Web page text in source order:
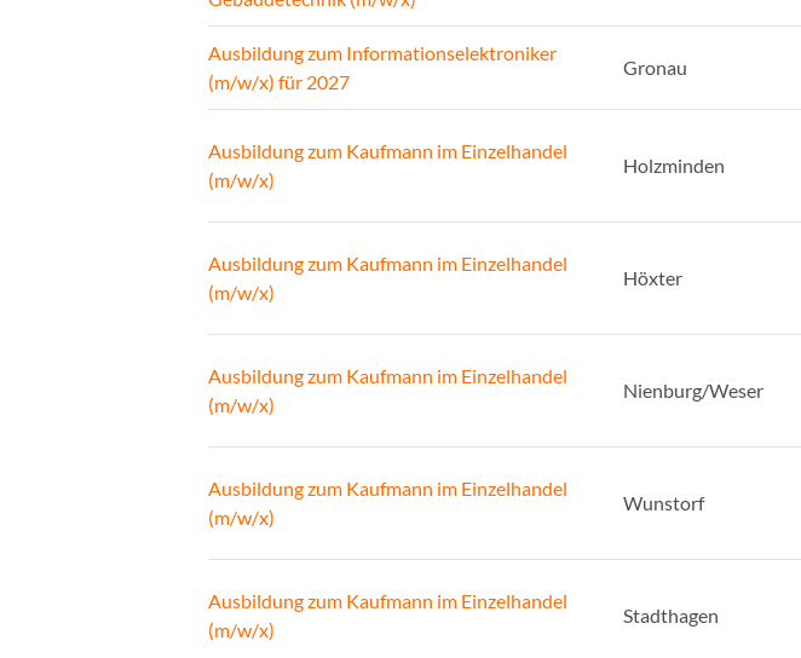
Ausbildung zum Informationselektroniker
(m/w/x) für 2027
Gronau
Ausbildung zum Kaufmann im Einzelhandel
(m/w/x)
Holzminden
Ausbildung zum Kaufmann im Einzelhandel
(m/w/x)
Höxter
Ausbildung zum Kaufmann im Einzelhandel
(m/w/x)
Nienburg/Weser
Ausbildung zum Kaufmann im Einzelhandel
(m/w/x)
Wunstorf
Ausbildung zum Kaufmann im Einzelhandel
(m/w/x)
Stadthagen